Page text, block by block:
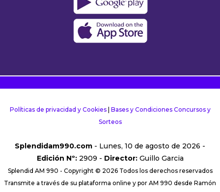
Políticas de privacidad y Cookies| Bases y Condiciones Concursos y
Sorteos
Splendidam990.com - Lunes, 10 de agosto de 2026 -
Edición Nº:2909 - Director:Guillo Garcia
Splendid AM 990 - Copyright © 2026 Todos los derechos reservados
Transmite a través de su plataforma online y por AM 990 desde Ramón